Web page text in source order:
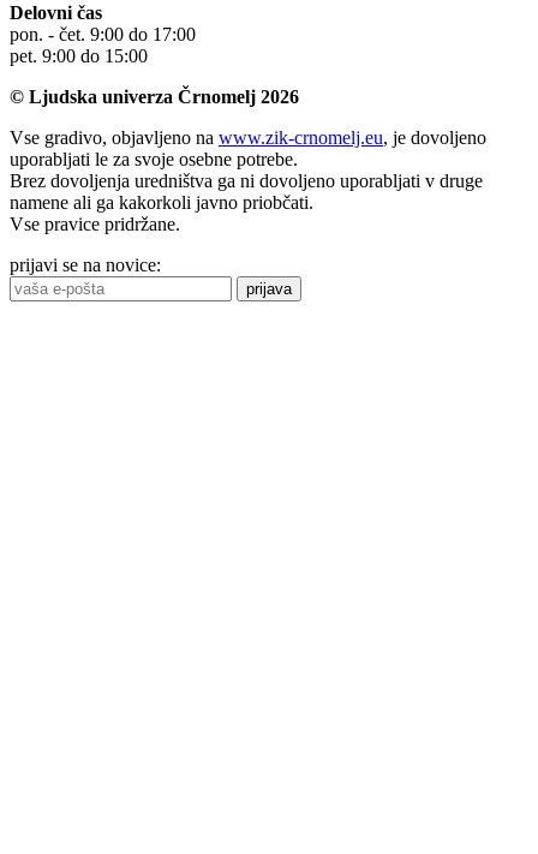
Delovni čas
pon. - čet. 9:00 do 17:00
pet. 9:00 do 15:00
© Ljudska univerza Črnomelj 2026
Vse gradivo, objavljeno na www.zik-crnomelj.eu, je dovoljeno
uporabljati le za svoje osebne potrebe.
Brez dovoljenja uredništva ga ni dovoljeno uporabljati v druge
namene ali ga kakorkoli javno priobčati.
Vse pravice pridržane.
prijavi se na novice:
prijava